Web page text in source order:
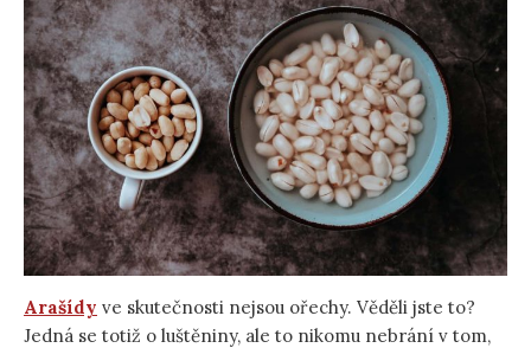
Arašídy ve skutečnosti nejsou ořechy. Věděli jste to?
Jedná se totiž o luštěniny, ale to nikomu nebrání v tom,